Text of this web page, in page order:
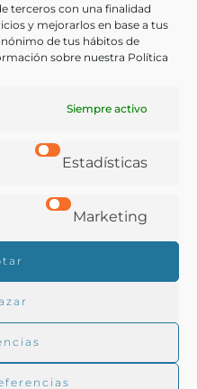
terceros con una finalidad
y mejorarlos en base a tus
de tus hábitos de
sobre nuestra Política
Siempre activo
Estadísticas
Marketing
que en ellos entran y
se hayan de poner, como
de hazer
la cultura